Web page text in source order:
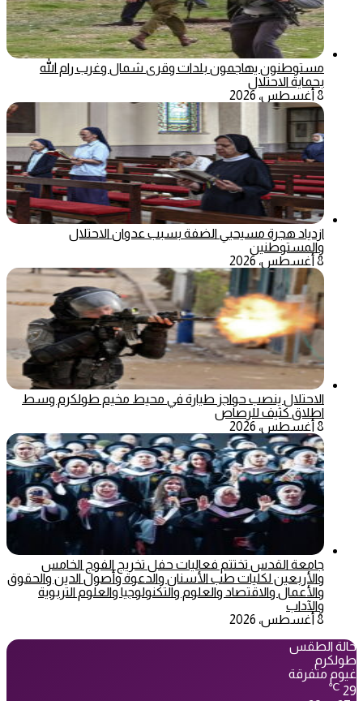
مستوطنون يهاجمون بلدات وقرى شمال وغرب رام الله
بحماية الاحتلال
8 أغسطس، 2026
ازدياد هجرة مسيحيي الضفة بسبب عدوان الاحتلال
والمستوطنين
8 أغسطس، 2026
الاحتلال ينصب حواجز طيارة في محيط مخيم طولكرم وسط
اطلاق كثيف للرصاص
8 أغسطس، 2026
جامعة القدس تختتم فعاليات حفل تخريج الفوج الخامس
والأربعين لكليات طب الأسنان والدعوة وأصول الدين والحقوق
والأعمال والاقتصاد والعلوم والتكنولوجيا والعلوم التربوية
والآداب
8 أغسطس، 2026
حالة الطقس
طولكرم
غيوم متفرقة
29
℃